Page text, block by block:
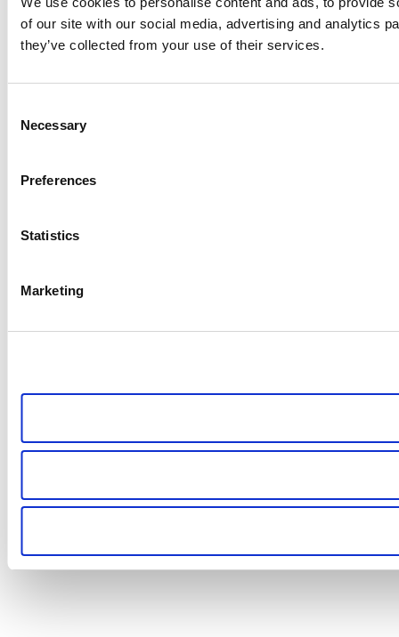
of our site with our social media, advertising and analytics
they’ve collected from your use of their services.
Selection
Necessary
Preferences
Statistics
Marketing